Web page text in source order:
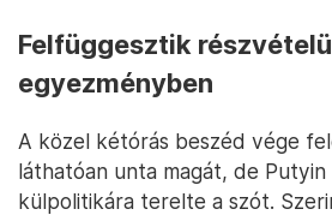
Fotó: Mikhail Metzel / Sputnik / Reuters
beszélt, hogyan támogatja az
művészetet, az oktatást, a
reformálják meg a